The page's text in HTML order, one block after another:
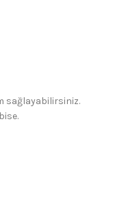
sağlayabilirsiniz.